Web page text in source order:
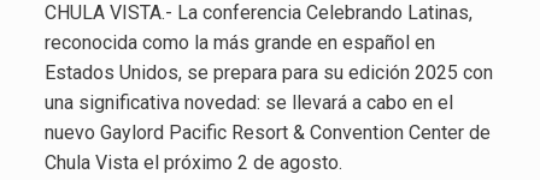
CHULA VISTA.- La conferencia Celebrando Latinas,
reconocida como la más grande en español en
Estados Unidos, se prepara para su edición 2025 con
una significativa novedad: se llevará a cabo en el
nuevo Gaylord Pacific Resort & Convention Center de
Chula Vista el próximo 2 de agosto.